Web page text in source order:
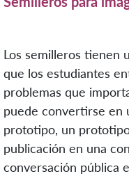
Los semilleros tienen
que los estudiantes
problemas que
puede convertirse en
prototipo, un
publicación en una
conversación pública